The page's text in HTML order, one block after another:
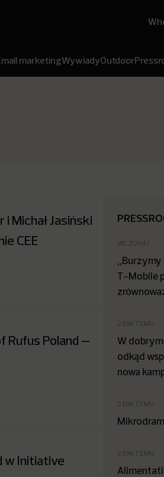
marketingWywiadyOutdoor
Michał Jasiński
CEE
Rufus Poland –
w Initiative
WCZORAJ
T-Mobile
2 DNI TEMU
W
odkąd
nowa
2 DNI TEMU
2 DNI TEMU